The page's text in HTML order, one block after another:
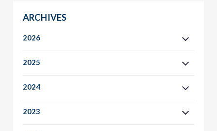
ARCHIVES
2026
2025
2024
2023